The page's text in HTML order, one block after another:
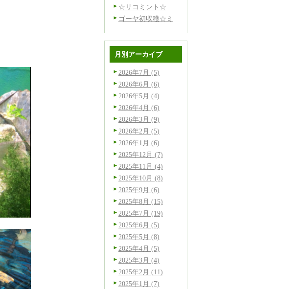
☆リコミント☆
ゴーヤ初収穫☆ミ
月別アーカイブ
2026年7月 (5)
2026年6月 (6)
2026年5月 (4)
2026年4月 (6)
2026年3月 (9)
2026年2月 (5)
2026年1月 (6)
2025年12月 (7)
2025年11月 (4)
2025年10月 (8)
2025年9月 (6)
2025年8月 (15)
2025年7月 (19)
2025年6月 (5)
2025年5月 (8)
2025年4月 (5)
2025年3月 (4)
2025年2月 (11)
2025年1月 (7)